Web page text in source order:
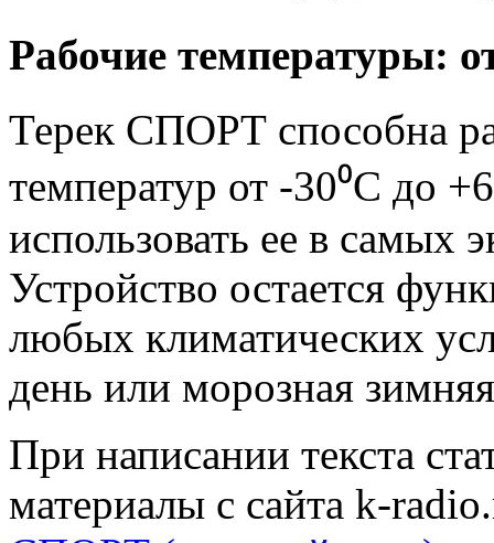
Рабочие температуры:
Терек СПОРТ способна
температур от -30⁰С до
использовать ее в самых
Устройство остается
любых климатических
день или морозная
При написании текста
материалы с сайта k-